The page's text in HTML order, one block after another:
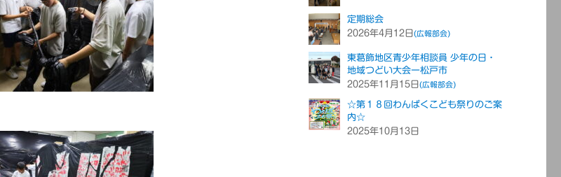
定期総会
2026年4月12日(広報部会)
東葛飾地区青少年相談員 少年の日・
地域つどい大会ー松戸市
2025年11月15日(広報部会)
☆第１８回わんぱくこども祭りのご案
内☆
2025年10月13日